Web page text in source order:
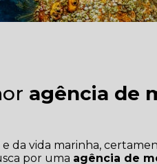
agência de
da vida marinha,
por uma agência de